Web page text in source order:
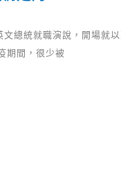
總統就職演說，開場就
期間，很少被